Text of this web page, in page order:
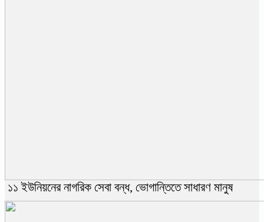
১১ ইউনিয়নের নাগরিক সেবা বন্ধ, ভোগান্তিতে সাধারণ মানুষ